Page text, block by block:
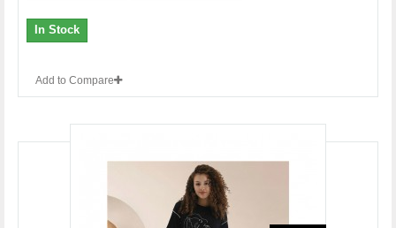
In Stock
Add to Compare